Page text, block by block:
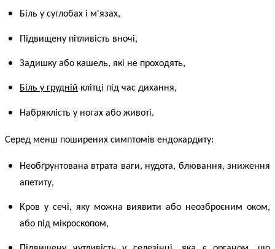
Біль у суглобах і м'язах,
Підвищену пітливість вночі,
Задишку або кашель, які не проходять,
Біль у грудній клітці під час дихання,
Набряклість у ногах або животі.
Серед менш поширених симптомів ендокардиту:
Необґрунтована втрата ваги, нудота, блювання, зниження
апетиту,
Кров у сечі, яку можна виявити або неозброєним оком,
або під мікроскопом,